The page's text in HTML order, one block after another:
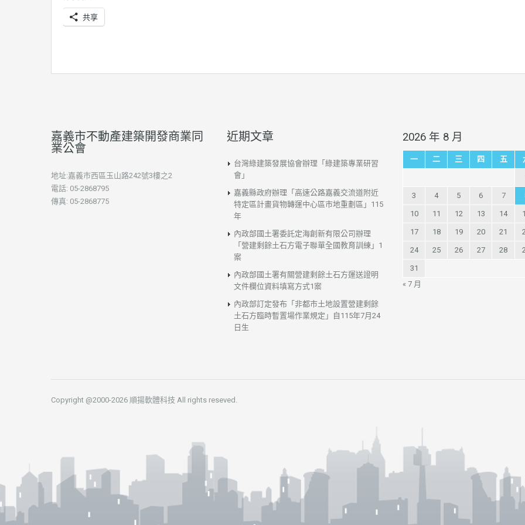
共享
嘉義市不動產建築開發商業同
業公會
地址:嘉義市西區玉山路242號3樓之2
電話: 05-2868795
傳真: 05-2868775
近期文章
台灣綠建築發展協會辦理「綠建築專業研習
會」
嘉義縣政府辦理「高速公路嘉義交流道附近
特定區計畫貨物轉運中心區市地重劃區」115
年
內政部國土署委託定海創新有限公司辦理
「營建剩餘土石方電子聯單全國教育訓練」1
案
內政部國土署有關營建剩餘土石方運送證明
文件欄位資料填寫方式1案
內政部訂定發布「非都市土地設置營建剩餘
土石方臨時暫置場作業規定」自115年7月24
日生
2026 年 8 月
一 二 三 四 五
3 4 5 6 7
10 11 12 13 14
17 18 19 20 21
24 25 26 27 28
31
« 7 月
Copyright @2000-2026 順揚軟體科技 All rights reseved.